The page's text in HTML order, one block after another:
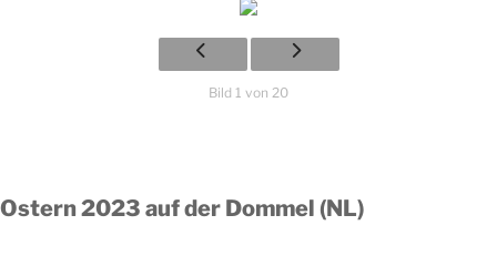
Bild 1 von 20
Ostern 2023 auf der Dommel (NL)